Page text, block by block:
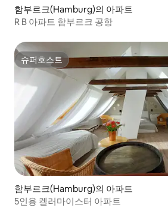
함부르크(Hamburg)의 아파트
R B 아파트 함부르크 공항
슈퍼호스트
슈퍼호스트
함부르크(Hamburg)의 아파트
5인용 켈러마이스터 아파트